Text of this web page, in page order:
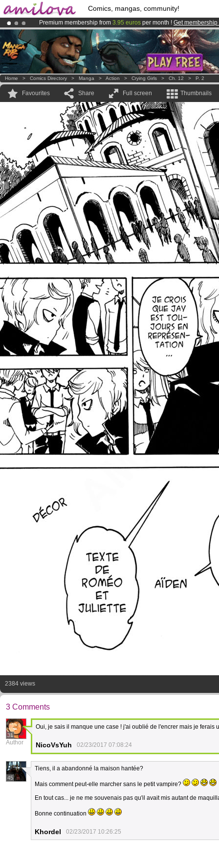
Comics, mangas, community!
Premium membership from 3.95 euros per month ! Get membership
Already 134393membersand 1208comics & mangas!.
AmilovaKickstarter is now LIVE!.
Home > Comics Directory > Manga > Action > Crying Girls > Ch. 12 > P. 2
Favourites Share Full screen Thumbnails
2384 views
3 Comments
31
Author
Oui, je sais il manque une case ! j'ai oublié de l'encrer mais je ferais
NicoVsYuh 02/23/2017 07:08:24
45
Tiens, il a abandonné la maison hantée?
Mais comment peut-elle marcher sans le petit vampire?
En tout cas... je ne me souvenais pas qu'il avait mis autant de
Bonne continuation
Khordel 02/23/2017 10:26:25